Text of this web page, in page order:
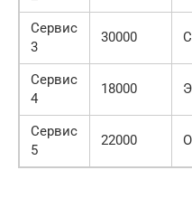
Сервис
3
30000
Сервис
4
18000
Сервис
5
22000